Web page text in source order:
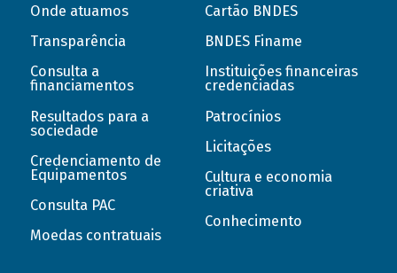
Onde atuamos
Transparência
Consulta a
financiamentos
Resultados para a
sociedade
Credenciamento de
Equipamentos
Consulta PAC
Moedas contratuais
Cartão BNDES
BNDES Finame
Instituições financeiras
credenciadas
Patrocínios
Licitações
Cultura e economia
criativa
Conhecimento